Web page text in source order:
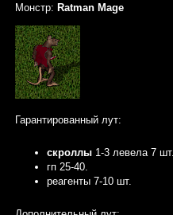
Монстр: Ratman Mage
Гарантированный лут:
скроллы1-3 левела 7 шт.
гп 25-40.
реагенты 7-10 шт.